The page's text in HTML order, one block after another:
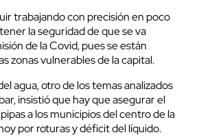
trabajando con precisión en poco
la seguridad de que se va
de la Covid, pues se están
zonas vulnerables de la capital.
agua, otro de los temas analizados
insistió que hay que asegurar el
a los municipios del centro de la
por roturas y déficit del líquido.